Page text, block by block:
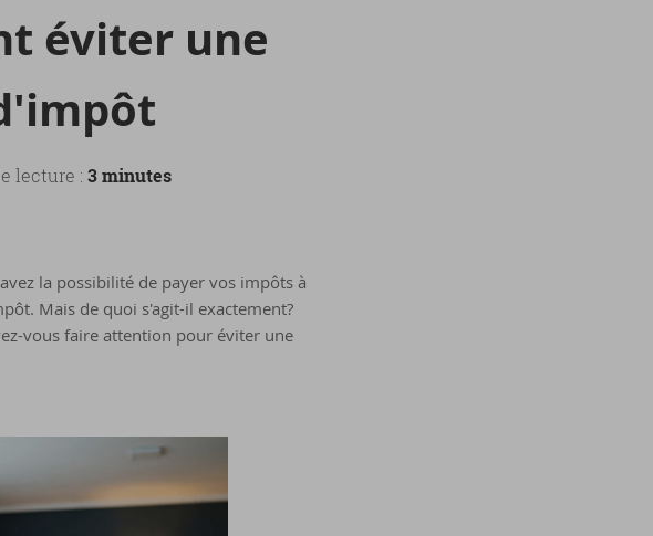
évi­ter une
lecture : 3 minutes
la possibilité de payer vos impôts à
Mais de quoi s'agit-il exactement?
vous faire attention pour éviter une